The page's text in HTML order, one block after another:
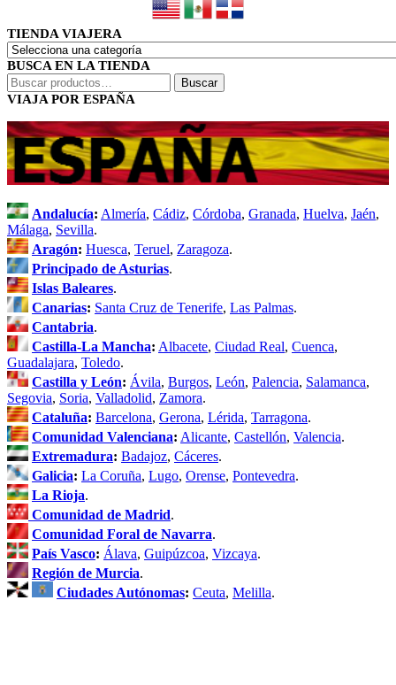
TIENDA VIAJERA
BUSCA EN LA TIENDA
Buscar
por:
Buscar
VIAJA POR ESPAÑA
Andalucía: Almería, Cádiz, Córdoba, Granada, Huelva, Jaén,
Málaga, Sevilla.
Aragón: Huesca, Teruel, Zaragoza.
Principado de Asturias.
Islas Baleares.
Canarias: Santa Cruz de Tenerife, Las Palmas.
Cantabria.
Castilla-La Mancha: Albacete, Ciudad Real, Cuenca,
Guadalajara, Toledo.
Castilla y León: Ávila, Burgos, León, Palencia, Salamanca,
Segovia, Soria, Valladolid, Zamora.
Cataluña: Barcelona, Gerona, Lérida, Tarragona.
Comunidad Valenciana: Alicante, Castellón, Valencia.
Extremadura: Badajoz, Cáceres.
Galicia: La Coruña, Lugo, Orense, Pontevedra.
La Rioja.
Comunidad de Madrid.
Comunidad Foral de Navarra.
País Vasco: Álava, Guipúzcoa, Vizcaya.
Región de Murcia.
Ciudades Autónomas: Ceuta, Melilla.